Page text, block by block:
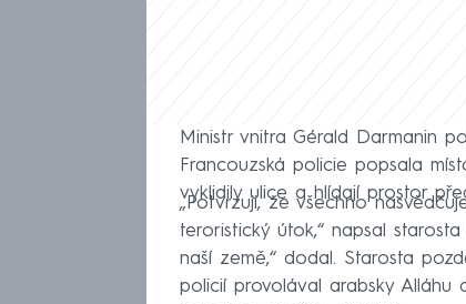
Ministr vnitra Gérald Darmanin
Francouzská policie popsala
vyklidily ulice a hlídají prostor
„Potvrzuji, že všechno
teroristický útok,“ napsal
naší země,“ dodal. Starosta
policií provolával arabsky Alláhu